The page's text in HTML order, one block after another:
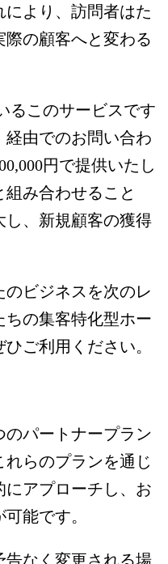
より、訪問者はた
の顧客へと変わる
るこのサービスです
由でのお問い合わ
円で提供いたし
み合わせること
し、新規顧客の獲得
ビジネスを次のレ
の集客特化型ホー
ご利用ください。
のパートナープラン
らのプランを通じ
アプローチし、お
能です。
告なく変更される場